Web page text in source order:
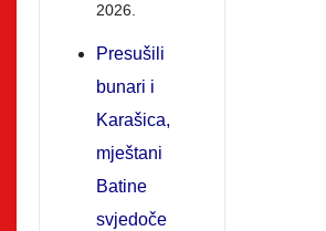
2026.
Presušili
bunari i
Karašica,
mještani
Batine
svjedoče